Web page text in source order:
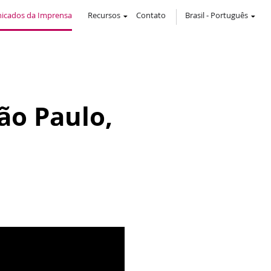
da Imprensa Recursos Contato Brasil- Português
Paulo,